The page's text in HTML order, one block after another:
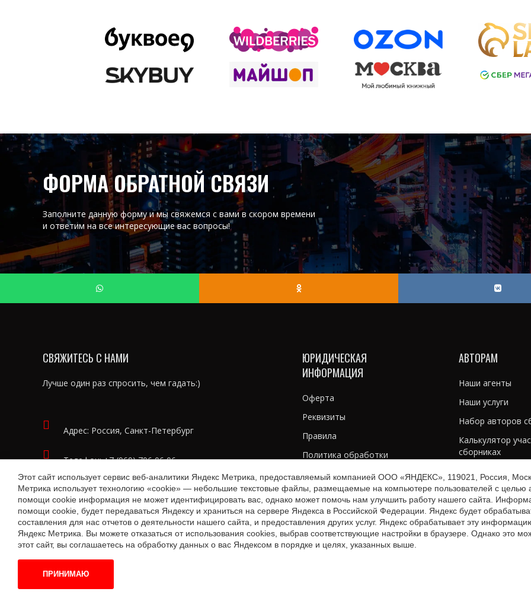
ФОРМА ОБРАТНОЙ СВЯЗИ
Заполните данную форму и мы свяжемся с вами в скором времени
и ответим на все интересующие вас вопросы!
СВЯЖИТЕСЬ С НАМИ
Лучше один раз спросить, чем гадать:)
Адрес: Россия, Санкт-Петербург
Телефон:+7 (969) 706 06 06
Email:ask@lit-agent.ru
ЮРИДИЧЕСКАЯ
ИНФОРМАЦИЯ
Оферта
Реквизиты
Правила
Политика обработки
АВТОРАМ
Наши агенты
Наши услуги
Набор авторов
Калькулятор
сборниках
Калькулятор
Литературное агентство Эмиля Ахундова, 2022-2024.
Этот сайт использует сервис веб-аналитики Яндекс Метрика, предоставляемый компанией ООО «ЯНДЕКС», 119021, Россия,
Метрика использует технологию «cookie» — небольшие текстовые файлы, размещаемые на компьютере пользователей с целью
помощи cookie информация не может идентифицировать вас, однако может помочь нам улучшить работу нашего сайта.
помощи cookie, будет передаваться Яндексу и храниться на сервере Яндекса в Российской Федерации. Яндекс будет
составления для нас отчетов о деятельности нашего сайта, и предоставления других услуг. Яндекс обрабатывает эту
Яндекс Метрика. Вы можете отказаться от использования cookies, выбрав соответствующие настройки в браузере. Однако это
этот сайт, вы соглашаетесь на обработку данных о вас Яндексом в порядке и целях, указанных выше.
ПРИНИМАЮ